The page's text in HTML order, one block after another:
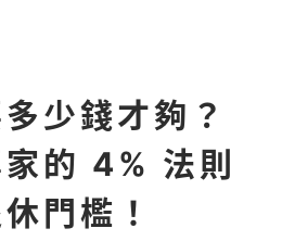
少錢才夠？
的 4% 法則
門檻！